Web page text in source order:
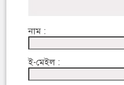
নাম :
ই-মেইল :